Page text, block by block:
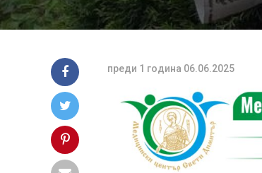
преди 1 година 06.06.2025